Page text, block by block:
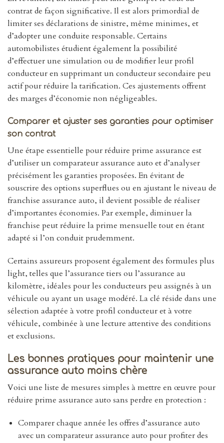
contrat de façon significative. Il est alors primordial de
limiter ses déclarations de sinistre, même minimes, et
d’adopter une conduite responsable. Certains
automobilistes étudient également la possibilité
d’effectuer une simulation ou de modifier leur profil
conducteur en supprimant un conducteur secondaire peu
actif pour réduire la tarification. Ces ajustements offrent
des marges d’économie non négligeables.
Comparer et ajuster ses garanties pour optimiser
son contrat
Une étape essentielle pour réduire prime assurance est
d’utiliser un comparateur assurance auto et d’analyser
précisément les garanties proposées. En évitant de
souscrire des options superflues ou en ajustant le niveau de
franchise assurance auto, il devient possible de réaliser
d’importantes économies. Par exemple, diminuer la
franchise peut réduire la prime mensuelle tout en étant
adapté si l’on conduit prudemment.
Certains assureurs proposent également des formules plus
light, telles que l’assurance tiers ou l’assurance au
kilomètre, idéales pour les conducteurs peu assignés à un
véhicule ou ayant un usage modéré. La clé réside dans une
sélection adaptée à votre profil conducteur et à votre
véhicule, combinée à une lecture attentive des conditions
et exclusions.
Les bonnes pratiques pour maintenir une
assurance auto moins chère
Voici une liste de mesures simples à mettre en œuvre pour
réduire prime assurance auto sans perdre en protection :
Comparer chaque année les offres d’assurance auto
avec un comparateur assurance auto pour profiter des